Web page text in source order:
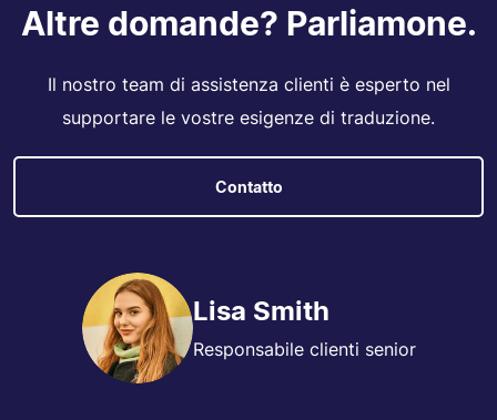
Altre domande? Parliamone.
Il nostro team di assistenza clienti è esperto nel
supportare le vostre esigenze di traduzione.
Contatto
Lisa Smith
Responsabile clienti senior